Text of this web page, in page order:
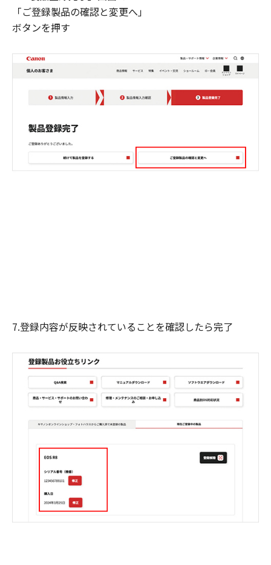
「ご登録製品の確認と変更へ」
ボタンを押す
7.登録内容が反映されていることを確認したら完了